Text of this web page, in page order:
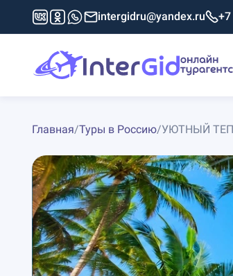
intergidru@yandex.ru
Главная/Туры в Россию/УЮТНЫЙ